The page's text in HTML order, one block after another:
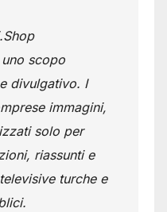
scopo
divulgativo. I
immagini,
solo per
riassunti e
turche e